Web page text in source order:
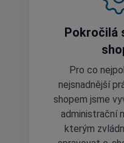
Pokročilá
Pro co
nejsnadnější
shopem jsme
administrační
kterým